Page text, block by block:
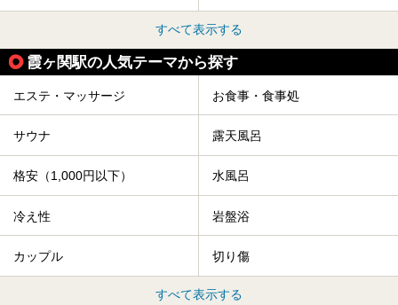
すべて表示する
霞ヶ関駅の人気テーマから探す
エステ・マッサージ お食事・食事処
サウナ 露天風呂
格安（1,000円以下） 水風呂
冷え性 岩盤浴
カップル 切り傷
すべて表示する